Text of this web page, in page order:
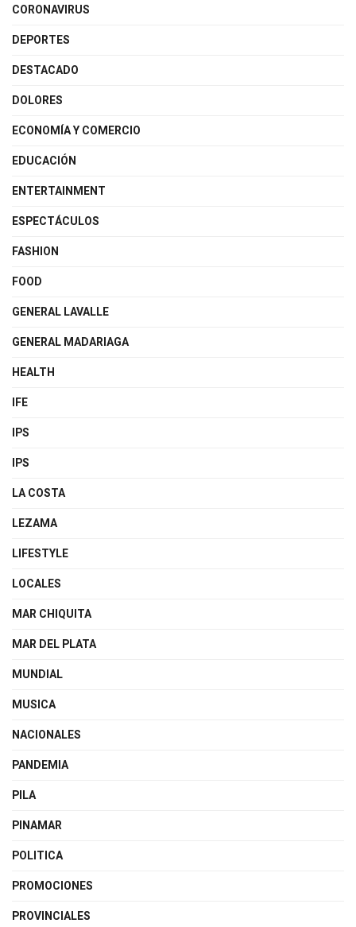
CORONAVIRUS
DEPORTES
DESTACADO
DOLORES
ECONOMÍA Y COMERCIO
EDUCACIÓN
ENTERTAINMENT
ESPECTÁCULOS
FASHION
FOOD
GENERAL LAVALLE
GENERAL MADARIAGA
HEALTH
IFE
IPS
IPS
LA COSTA
LEZAMA
LIFESTYLE
LOCALES
MAR CHIQUITA
MAR DEL PLATA
MUNDIAL
MUSICA
NACIONALES
PANDEMIA
PILA
PINAMAR
POLITICA
PROMOCIONES
PROVINCIALES